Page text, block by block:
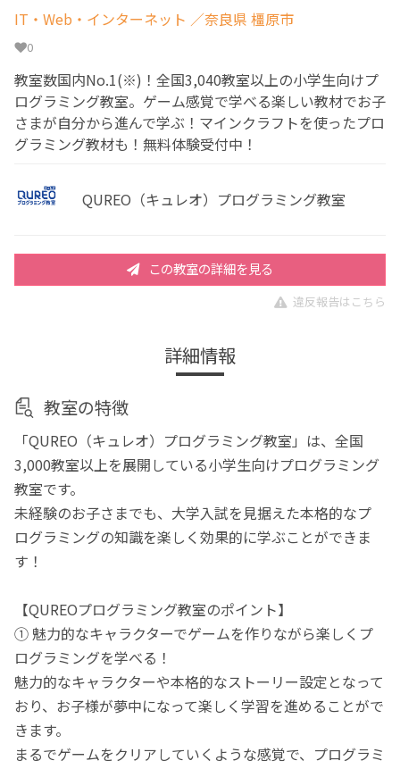
IT・Web・インターネット ／奈良県 橿原市
0
教室数国内No.1(※)！全国3,040教室以上の小学生向けプ
ログラミング教室。ゲーム感覚で学べる楽しい教材でお子
さまが自分から進んで学ぶ！マインクラフトを使ったプロ
グラミング教材も！無料体験受付中！
QUREO（キュレオ）プログラミング教室
この教室の詳細を見る
違反報告はこちら
詳細情報
教室の特徴
「QUREO（キュレオ）プログラミング教室」は、全国
3,000教室以上を展開している小学生向けプログラミング
教室です。
未経験のお子さまでも、大学入試を見据えた本格的なプ
ログラミングの知識を楽しく効果的に学ぶことができま
す！
【QUREOプログラミング教室のポイント】
① 魅力的なキャラクターでゲームを作りながら楽しくプ
ログラミングを学べる！
魅力的なキャラクターや本格的なストーリー設定となって
おり、お子様が夢中になって楽しく学習を進めることがで
きます。
まるでゲームをクリアしていくような感覚で、プログラミ